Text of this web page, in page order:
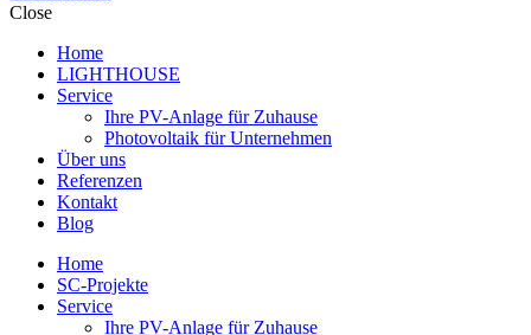
Close
Home
LIGHTHOUSE
Service
Ihre PV-Anlage für Zuhause
Photovoltaik für Unternehmen
Über uns
Referenzen
Kontakt
Blog
Home
SC-Projekte
Service
Ihre PV-Anlage für Zuhause